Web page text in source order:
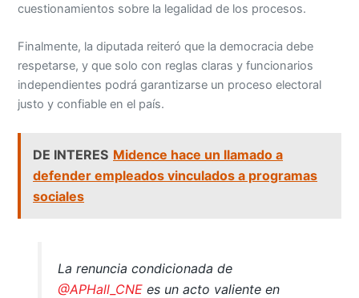
cuestionamientos sobre la legalidad de los procesos.
Finalmente, la diputada reiteró que la democracia debe
respetarse, y que solo con reglas claras y funcionarios
independientes podrá garantizarse un proceso electoral
justo y confiable en el país.
DE INTERES Midence hace un llamado a
defender empleados vinculados a programas
sociales
La renuncia condicionada de
@APHall_CNEes un acto valiente en